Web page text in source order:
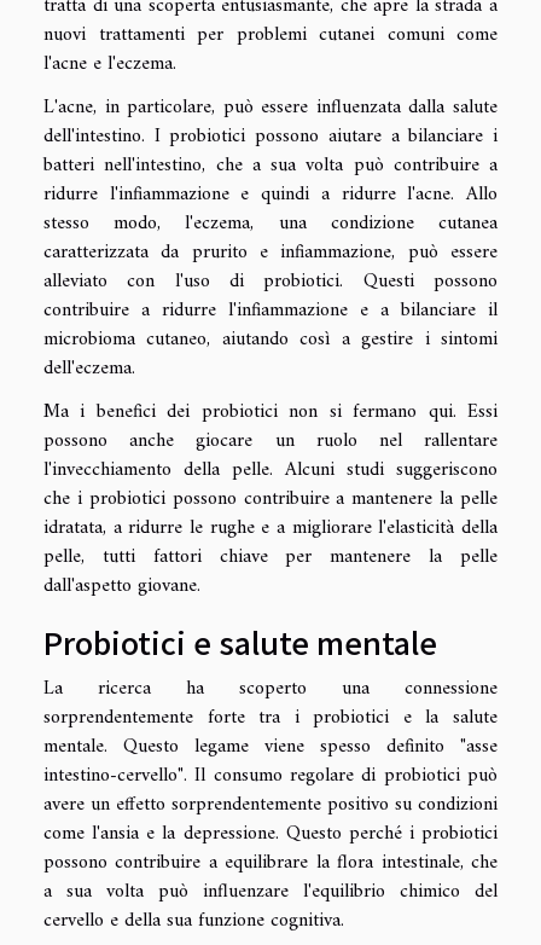
nuovi trattamenti per problemi cutanei comuni come
l'acne e l'eczema.
L'acne, in particolare, può essere influenzata dalla salute
dell'intestino. I probiotici possono aiutare a bilanciare i
batteri nell'intestino, che a sua volta può contribuire a
ridurre l'infiammazione e quindi a ridurre l'acne. Allo
stesso modo, l'eczema, una condizione cutanea
caratterizzata da prurito e infiammazione, può essere
alleviato con l'uso di probiotici. Questi possono
contribuire a ridurre l'infiammazione e a bilanciare il
microbioma cutaneo, aiutando così a gestire i sintomi
dell'eczema.
Ma i benefici dei probiotici non si fermano qui. Essi
possono anche giocare un ruolo nel rallentare
l'invecchiamento della pelle. Alcuni studi suggeriscono
che i probiotici possono contribuire a mantenere la pelle
idratata, a ridurre le rughe e a migliorare l'elasticità della
pelle, tutti fattori chiave per mantenere la pelle
dall'aspetto giovane.
Probiotici e salute mentale
La ricerca ha scoperto una connessione
sorprendentemente forte tra i probiotici e la salute
mentale. Questo legame viene spesso definito "asse
intestino-cervello". Il consumo regolare di probiotici può
avere un effetto sorprendentemente positivo su condizioni
come l'ansia e la depressione. Questo perché i probiotici
possono contribuire a equilibrare la flora intestinale, che
a sua volta può influenzare l'equilibrio chimico del
cervello e della sua funzione cognitiva.